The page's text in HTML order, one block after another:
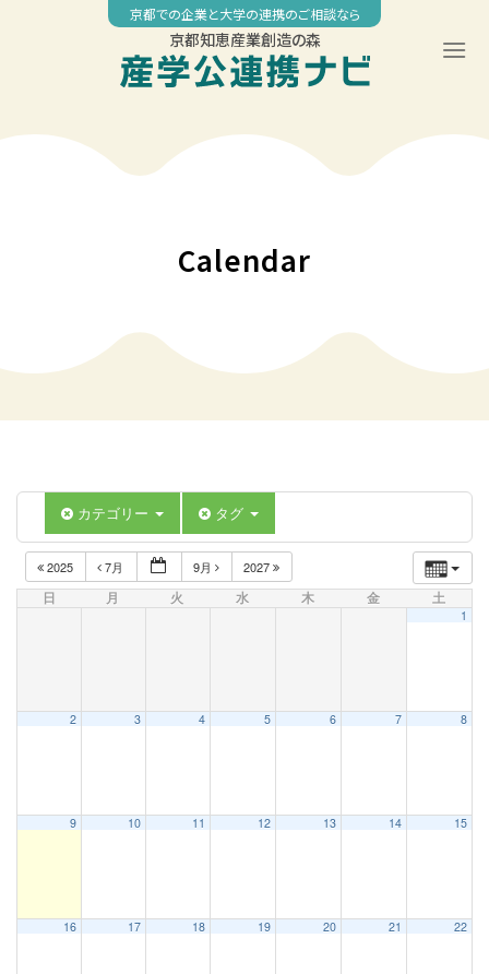
京都での企業と大学の連携のご相談なら
京都知恵産業創造の森
Calendar
カテゴリー タグ
2025 7月 9月 2027
日 月 火 水 木 金 土
1
2 3 4 5 6 7 8
9 10 11 12 13 14 15
16 17 18 19 20 21 22